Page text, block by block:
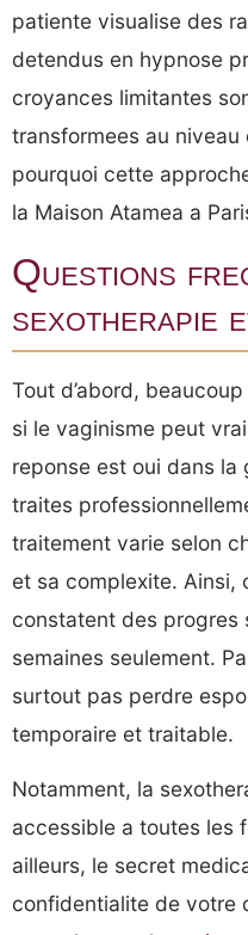
patiente visualise des
detendus en hypnose
croyances limitantes
transformees au niveau
pourquoi cette
la Maison Atamea a
Questions
sexotherapie
Tout d’abord,
si le vaginisme peut
reponse est oui dans la
traites
traitement varie selon
et sa complexite. Ainsi,
constatent des progres
semaines seulement.
surtout pas perdre
temporaire et traitable.
Notamment, la
accessible a toutes les
ailleurs, le secret
confidentialite de votre